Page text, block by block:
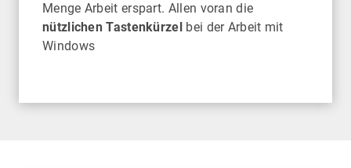
Menge Arbeit erspart. Allen voran die
nützlichen Tastenkürzel bei der Arbeit mit
Windows